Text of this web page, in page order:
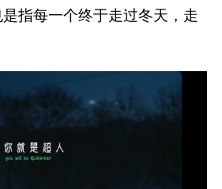
指每一个终于走过冬天，走